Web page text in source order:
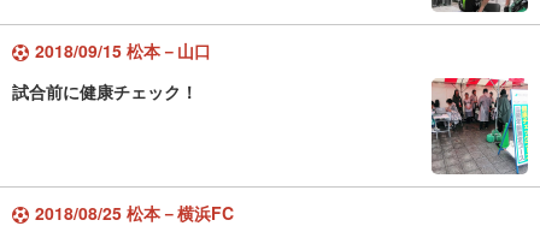
2018/09/15 松本－山口
試合前に健康チェック！
2018/08/25 松本－横浜FC